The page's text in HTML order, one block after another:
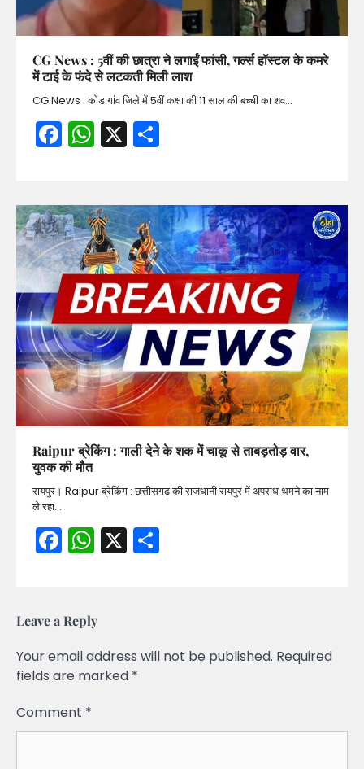
CG News : 5वीं की छात्रा ने लगाईं फांसी, गर्ल्स हॉस्टल के कमरे
में टाई के फंदे से लटकती मिली लाश
CG News : कोंडागांव जिले में 5वीं कक्षा की 11 साल की बच्ची का शव…
Facebook
WhatsApp
X
Raipur ब्रेकिंग : गाली देने के शक में चाकू से ताबड़तोड़ वार,
युवक की मौत
रायपुर। Raipur ब्रेकिंग : छत्तीसगढ़ की राजधानी रायपुर में अपराध थमने का नाम
ले रहा…
Facebook
WhatsApp
X
Leave a Reply
Your email address will not be published. Required
fields are marked *
Comment *